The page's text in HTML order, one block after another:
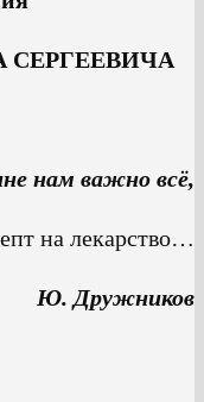
нам важно всё,
на лекарство…
Ю. Дружников